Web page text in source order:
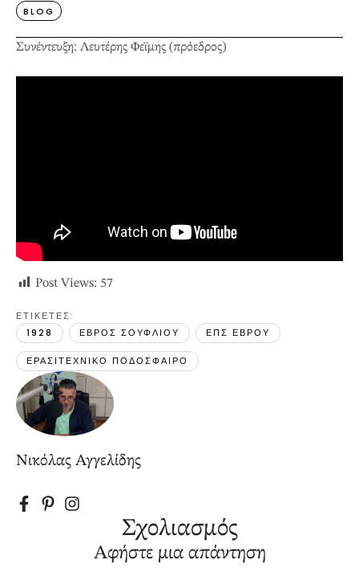
BLOG
Συνέντευξη: Λευτέρης Φεϊμης (πρόεδρος)
Post Views: 57
ΕΤΙΚΕΤΕΣ:
1928
ΕΒΡΟΣ ΣΟΥΦΛΙΟΥ ΕΠΣ ΕΒΡΟΥ
ΕΡΑΣΙΤΕΧΝΙΚΟ ΠΟΔΟΣΦΑΙΡΟ
Νικόλας Αγγελίδης
Σχολιασμός
Αφήστε μια απάντηση